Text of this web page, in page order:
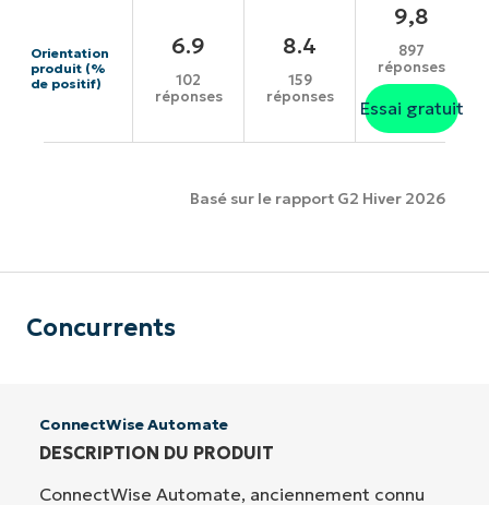
Orientation
produit (%
de positif)
6.9
102
réponses
8.4
159
réponses
9,8
897
réponses
Essai gratuit
Basé sur le rapport G2 Hiver 2026
Concurrents
ConnectWise Automate
DESCRIPTION DU PRODUIT
ConnectWise Automate, anciennement connu